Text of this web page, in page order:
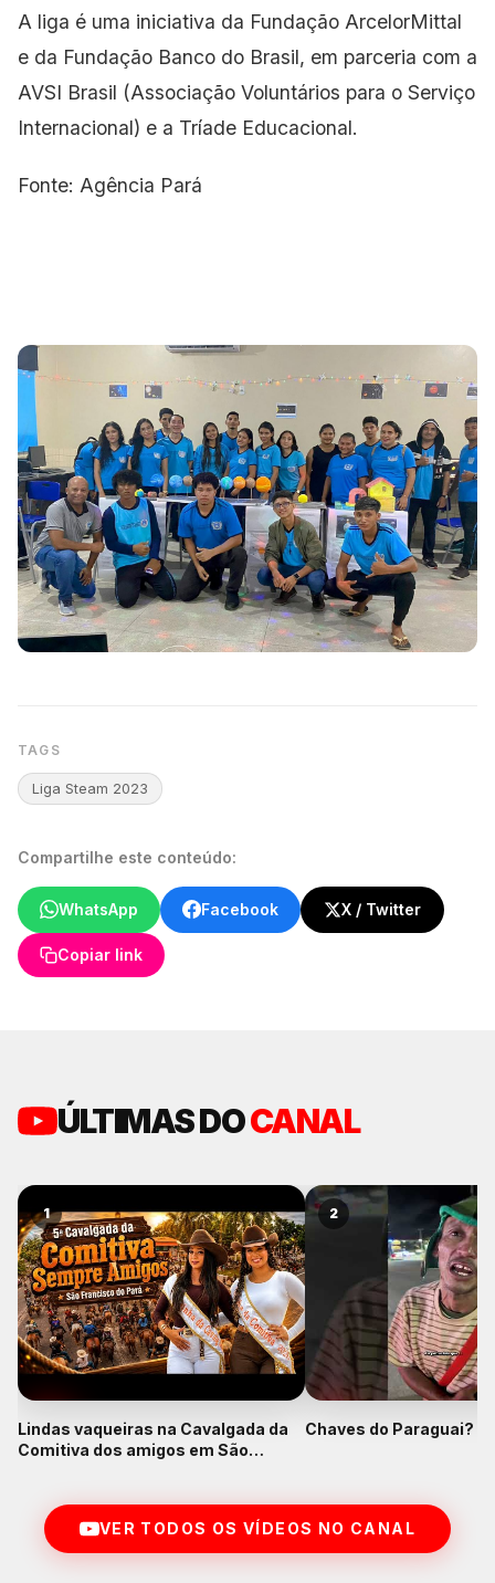
A liga é uma iniciativa da Fundação ArcelorMittal
e da Fundação Banco do Brasil, em parceria com a
AVSI Brasil (Associação Voluntários para o Serviço
Internacional) e a Tríade Educacional.
Fonte: Agência Pará
TAGS
Liga Steam 2023
Compartilhe este conteúdo:
WhatsApp Facebook X / Twitter
Copiar link
ÚLTIMAS DOCANAL
1
Lindas vaqueiras na Cavalgada da
Comitiva dos amigos em São
2
Chaves do Paraguai?
VER TODOS OS VÍDEOS NO CANAL